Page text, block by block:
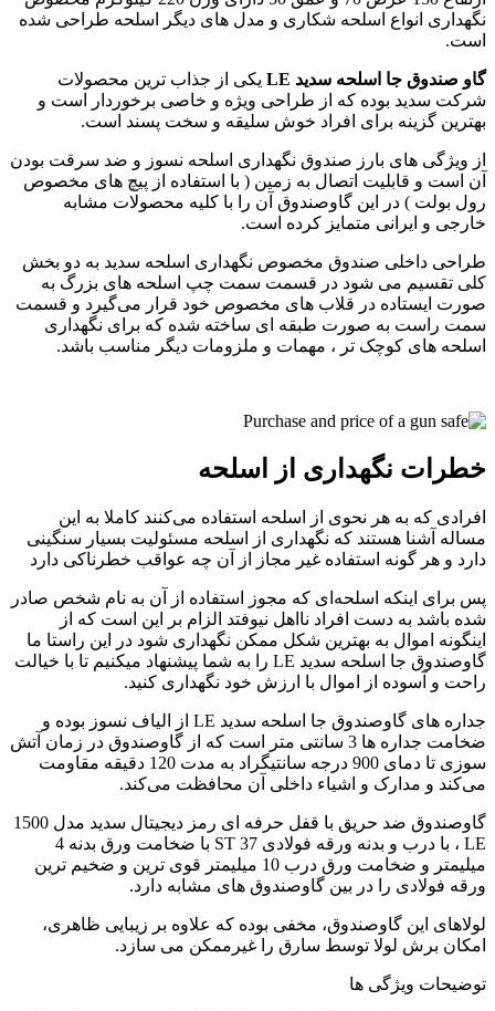
نگهداری انواع اسلحه شکاری و مدل های دیگر اسلحه طراحی شده
است.
گاو صندوق جا اسلحه سدید LE
یکی از جذاب ترین محصولات
شرکت سدید بوده که از طراحی ویژه و خاصی برخوردار است و
بهترین گزینه برای افراد خوش سلیقه و سخت پسند است.
از ویژگی های بارز صندوق نگهداری اسلحه نسوز و ضد سرقت بودن
آن است و قابلیت اتصال به زمین ( با استفاده از پیچ های مخصوص
رول بولت ) در این گاوصندوق آن را با کلیه محصولات مشابه
خارجی و ایرانی متمایز کرده است.
طراحی داخلی صندوق مخصوص نگهداری اسلحه سدید به دو بخش
کلی تقسیم می شود در قسمت سمت چپ اسلحه های بزرگ به
صورت ایستاده در قلاب های مخصوص خود قرار می‌گیرد و قسمت
سمت راست به صورت طبقه ای ساخته شده که برای نگهداری
اسلحه های کوچک تر ، مهمات و ملزومات دیگر مناسب باشد.
خطرات نگهداری از اسلحه
افرادی که به هر نحوی از اسلحه استفاده می‌کنند کاملا به این
مساله آشنا هستند که نگهداری از اسلحه مسئولیت بسیار سنگینی
دارد و هر گونه استفاده غیر مجاز از آن چه عواقب خطرناکی دارد
پس برای اینکه اسلحه‌ای که مجوز استفاده از آن به نام شخص صادر
شده باشد به دست افراد نااهل نیوفتد الزام بر این است که از
اینگونه اموال به بهترین شکل ممکن نگهداری شود در این راستا ما
گاوصندوق جا اسلحه سدید LE را به شما پیشنهاد میکنیم تا با خیالت
راحت و آسوده از اموال با ارزش خود نگهداری کنید.
جداره های گاوصندوق جا اسلحه سدید LE از الیاف نسوز بوده و
ضخامت جداره ها 3 سانتی متر است که از گاوصندوق در زمان آتش
سوزی تا دمای 900 درجه سانتیگراد به مدت 120 دقیقه مقاومت
می‌کند و مدارک و اشیاء داخلی آن محافظت می‌کند.
گاوصندوق ضد حریق با قفل حرفه ای رمز دیجیتال سدید مدل 1500
LE ، با درب و بدنه ورقه فولادی ST 37 با ضخامت ورق بدنه 4
میلیمتر و ضخامت ورق درب 10 میلیمتر قوی ترین و ضخیم ترین
ورقه فولادی را در بین گاوصندوق های مشابه دارد.
لولاهای این گاوصندوق، مخفی بوده که علاوه بر زیبایی ظاهری،
امکان برش لولا توسط سارق را غیرممکن می سازد.
توضیحات ویژگی ها